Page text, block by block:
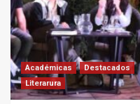
Académicas
Destacados
Literarura